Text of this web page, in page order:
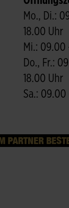
Mo., Di.:
18.00 Uhr
Mi.: 09.00
Do., Fr.:
18.00 Uhr
Sa.: 09.00
PARTNER